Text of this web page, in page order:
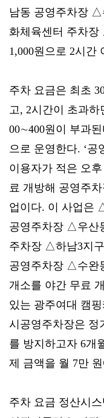
남동 공영주차장
화체육센터 주차장
1,000원으로 2시간
주차 요금은 최초
고, 2시간이 초과하
00∼400원이 부과
으로 운영한다. ‘공
이용자가 적은 오
료 개방해 공영주
업이다. 이 사업은
공영주차장 △우산
주차장 △하남3지
공영주차장 △수완
개소를 야간 무료
있는 광주여대 캠
시공영주차장은 정
를 방지하고자 6개
제 금액을 월 7만
주차 요금 정산시